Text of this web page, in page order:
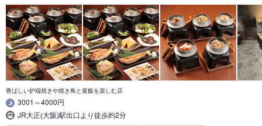
香ばしい炉端焼きや焼き鳥と釜飯を楽しむ店
3001～4000円
JR大正(大阪)駅出口より徒歩約2分